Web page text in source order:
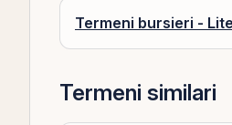
Termeni bursieri -
Termeni similari